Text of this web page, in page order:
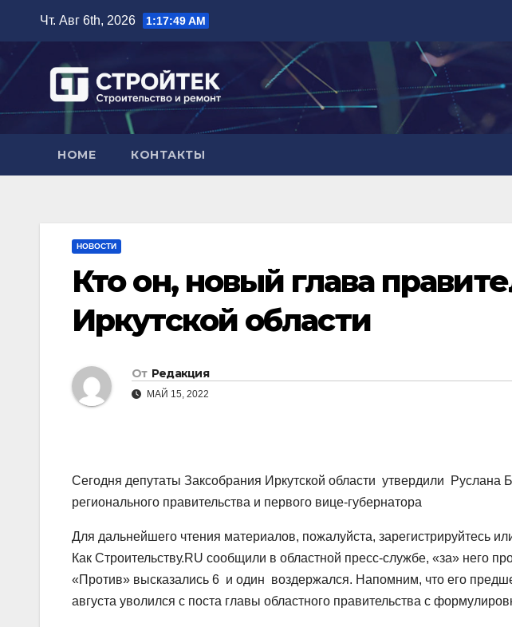
содержимому
Чт. Авг 6th, 2026 1:17:50 AM
HOME КОНТАКТЫ
НОВОСТИ
Кто он, новый глава
Иркутской области
От Редакция
МАЙ 15, 2022
Сегодня депутаты Заксобрания Иркутской области утвердили Руслана
регионального правительства и первого вице-губернатора
Для дальнейшего чтения материалов, пожалуйста, зарегистрируйтесь
Как Строительству.RU сообщили в областной пресс-службе, «за» него
«Против» высказались 6 и один воздержался. Напомним, что его
августа уволился с поста главы областного правительства с